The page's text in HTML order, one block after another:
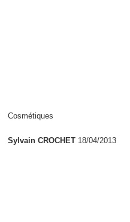
Cosmétiques
Sylvain CROCHET 18/04/2013